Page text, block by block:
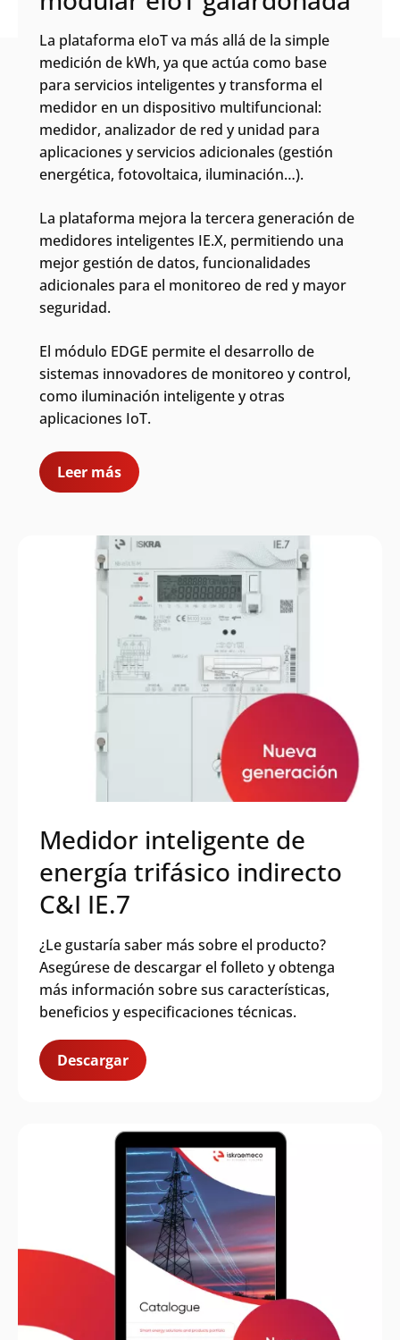
Search
La plataforma eIoT va más allá de la simple
medición de kWh, ya que actúa como base
para servicios inteligentes y transforma el
medidor en un dispositivo multifuncional:
medidor, analizador de red y unidad para
aplicaciones y servicios adicionales (gestión
energética, fotovoltaica, iluminación…).
La plataforma mejora la tercera generación de
medidores inteligentes IE.X, permitiendo una
mejor gestión de datos, funcionalidades
adicionales para el monitoreo de red y mayor
seguridad.
El módulo EDGE permite el desarrollo de
sistemas innovadores de monitoreo y control,
como iluminación inteligente y otras
aplicaciones IoT.
Leer más
Medidor inteligente de
energía trifásico indirecto
C&I IE.7
¿Le gustaría saber más sobre el producto?
Asegúrese de descargar el folleto y obtenga
más información sobre sus características,
beneficios y especificaciones técnicas.
Descargar